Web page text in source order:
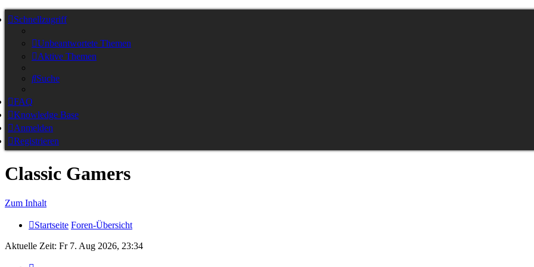
Schnellzugriff
Unbeantwortete Themen
Aktive Themen
Suche
FAQ
Knowledge Base
Anmelden
Registrieren
Classic Gamers
Zum Inhalt
Startseite Foren-Übersicht
Aktuelle Zeit: Fr 7. Aug 2026, 23:34